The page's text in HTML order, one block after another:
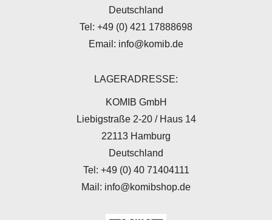
Deutschland
Tel: +49 (0) 421 17888698
Email: info@komib.de
LAGERADRESSE:
KOMIB GmbH
Liebigstraße 2-20 / Haus 14
22113 Hamburg
Deutschland
Tel: +49 (0) 40 71404111
Mail: info@komibshop.de